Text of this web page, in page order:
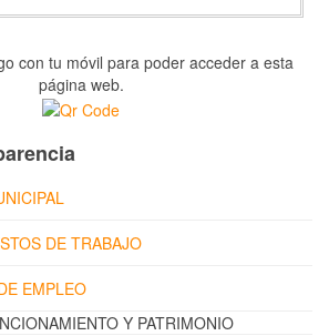
con tu móvil para poder acceder a esta
página web.
DE TRABAJO
EMPLEO
Y PATRIMONIO